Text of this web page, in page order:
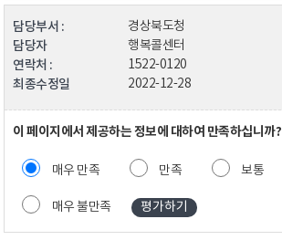
담당부서 : 경상북도청
담당자 행복콜센터
연락처 : 1522-0120
최종수정일 2022-12-28
이 페이지에서 제공하는 정보에 대하여 만족하십니까?
매우 만족 만족 보통
매우 불만족